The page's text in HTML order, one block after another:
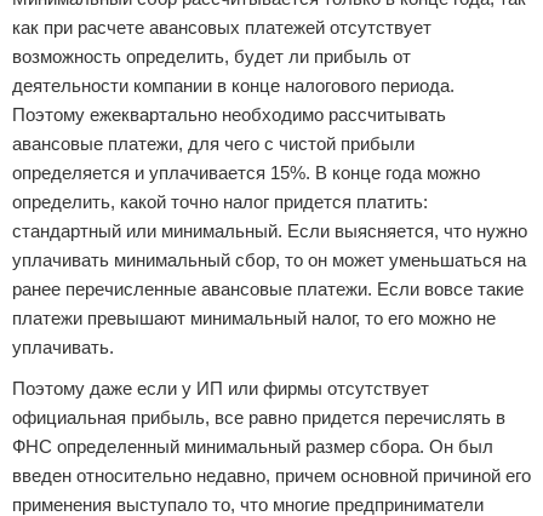
как при расчете авансовых платежей отсутствует
возможность определить, будет ли прибыль от
деятельности компании в конце налогового периода.
Поэтому ежеквартально необходимо рассчитывать
авансовые платежи, для чего с чистой прибыли
определяется и уплачивается 15%. В конце года можно
определить, какой точно налог придется платить:
стандартный или минимальный. Если выясняется, что нужно
уплачивать минимальный сбор, то он может уменьшаться на
ранее перечисленные авансовые платежи. Если вовсе такие
платежи превышают минимальный налог, то его можно не
уплачивать.
Поэтому даже если у ИП или фирмы отсутствует
официальная прибыль, все равно придется перечислять в
ФНС определенный минимальный размер сбора. Он был
введен относительно недавно, причем основной причиной его
применения выступало то, что многие предприниматели